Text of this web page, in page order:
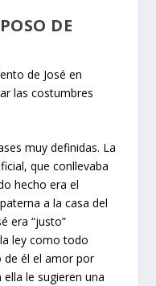
DE
de José en
las costumbres
muy definidas. La
que conllevaba
hecho era el
a la casa del
era “justo”
ley como todo
de él el amor por
le sugieren una